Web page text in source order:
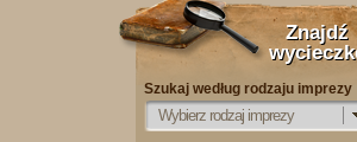
Znajdź
Szukaj według rodzaju imprezy
Wybierz rodzaj imprezy